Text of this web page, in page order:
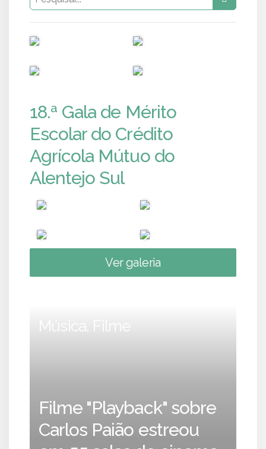
18.ª Gala de Mérito
Escolar do Crédito
Agrícola Mútuo do
Alentejo Sul
Ver galeria
Música, Filme
Filme "Playback" sobre
Carlos Paião estreou